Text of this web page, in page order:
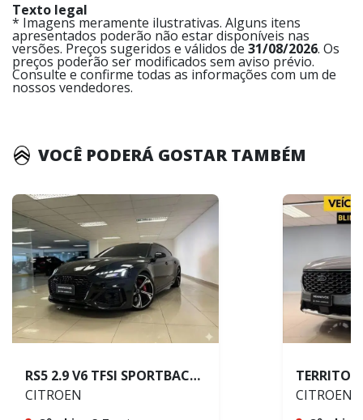
Texto legal
* Imagens meramente ilustrativas. Alguns itens
apresentados poderão não estar disponíveis nas
versões. Preços sugeridos e válidos de 31/08/2026. Os
preços poderão ser modificados sem aviso prévio.
Consulte e confirme todas as informações com um de
nossos vendedores.
VOCÊ PODERÁ GOSTAR TAMBÉM
RS5 2.9 V6 TFSI SPORTBACK QUATTRO
CITROEN
CITROEN